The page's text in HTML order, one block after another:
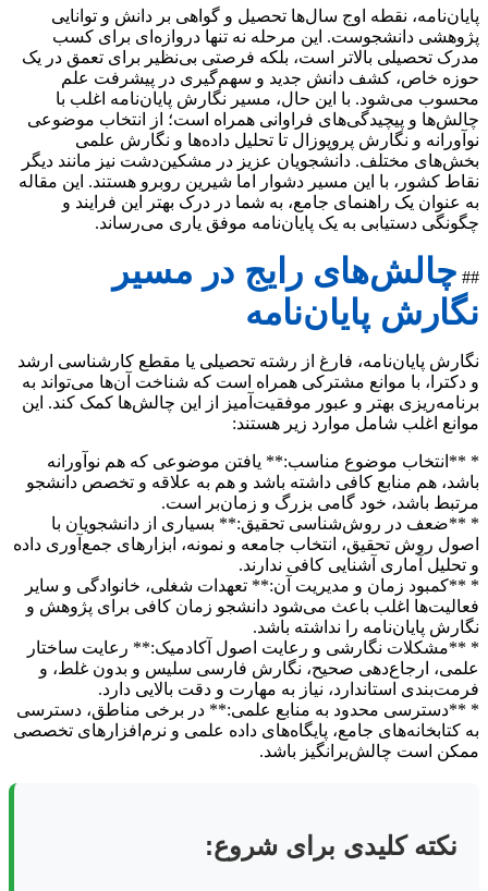
پایان‌نامه، نقطه اوج سال‌ها تحصیل و گواهی بر دانش و توانایی
پژوهشی دانشجوست. این مرحله نه تنها دروازه‌ای برای کسب
مدرک تحصیلی بالاتر است، بلکه فرصتی بی‌نظیر برای تعمق در یک
حوزه خاص، کشف دانش جدید و سهم‌گیری در پیشرفت علم
محسوب می‌شود. با این حال، مسیر نگارش پایان‌نامه اغلب با
چالش‌ها و پیچیدگی‌های فراوانی همراه است؛ از انتخاب موضوعی
نوآورانه و نگارش پروپوزال تا تحلیل داده‌ها و نگارش علمی
بخش‌های مختلف. دانشجویان عزیز در مشکین‌دشت نیز مانند دیگر
نقاط کشور، با این مسیر دشوار اما شیرین روبرو هستند. این مقاله
به عنوان یک راهنمای جامع، به شما در درک بهتر این فرایند و
چگونگی دستیابی به یک پایان‌نامه موفق یاری می‌رساند.
## چالش‌های رایج در مسیر
نگارش پایان‌نامه
نگارش پایان‌نامه، فارغ از رشته تحصیلی یا مقطع کارشناسی ارشد
و دکترا، با موانع مشترکی همراه است که شناخت آن‌ها می‌تواند به
برنامه‌ریزی بهتر و عبور موفقیت‌آمیز از این چالش‌ها کمک کند. این
موانع اغلب شامل موارد زیر هستند:
* **انتخاب موضوع مناسب:** یافتن موضوعی که هم نوآورانه
باشد، هم منابع کافی داشته باشد و هم به علاقه و تخصص دانشجو
مرتبط باشد، خود گامی بزرگ و زمان‌بر است.
* **ضعف در روش‌شناسی تحقیق:** بسیاری از دانشجویان با
اصول روش تحقیق، انتخاب جامعه و نمونه، ابزارهای جمع‌آوری داده
و تحلیل آماری آشنایی کافی ندارند.
* **کمبود زمان و مدیریت آن:** تعهدات شغلی، خانوادگی و سایر
فعالیت‌ها اغلب باعث می‌شود دانشجو زمان کافی برای پژوهش و
نگارش پایان‌نامه را نداشته باشد.
* **مشکلات نگارشی و رعایت اصول آکادمیک:** رعایت ساختار
علمی، ارجاع‌دهی صحیح، نگارش فارسی سلیس و بدون غلط، و
فرمت‌بندی استاندارد، نیاز به مهارت و دقت بالایی دارد.
* **دسترسی محدود به منابع علمی:** در برخی مناطق، دسترسی
به کتابخانه‌های جامع، پایگاه‌های داده علمی و نرم‌افزارهای تخصصی
ممکن است چالش‌برانگیز باشد.
نکته کلیدی برای شروع: